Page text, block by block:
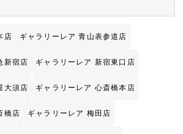
店 ギャラリーレア 青山表参道店
新宿店 ギャラリーレア 新宿東口店
大須店 ギャラリーレア 心斎橋本店
橋店 ギャラリーレア 梅田店